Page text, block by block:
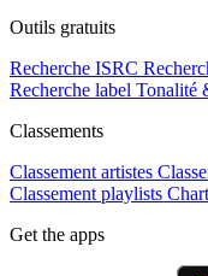
Outils gratuits
Recherche ISRC
Recherche label Tonalité
Classements
Classement artistes
Classement playlists
Get the apps